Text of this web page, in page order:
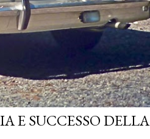
E SUCCESSO DELLA